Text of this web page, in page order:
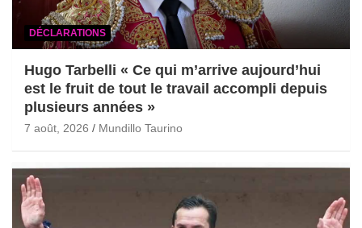
DÉCLARATIONS
Hugo Tarbelli « Ce qui m’arrive aujourd’hui
est le fruit de tout le travail accompli depuis
plusieurs années »
7 août, 2026 Mundillo Taurino